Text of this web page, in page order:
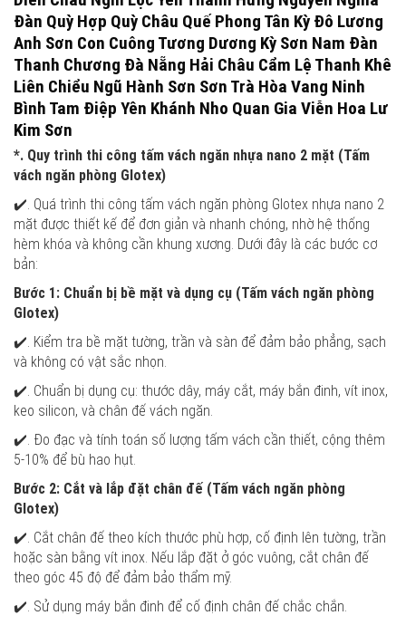
Đàn Quỳ Hợp Quỳ Châu Quế Phong Tân Kỳ Đô Lương
Anh Sơn Con Cuông Tương Dương Kỳ Sơn Nam Đàn
Thanh Chương Đà Nẵng Hải Châu Cẩm Lệ Thanh Khê
Liên Chiểu Ngũ Hành Sơn Sơn Trà Hòa Vang Ninh
Bình Tam Điệp Yên Khánh Nho Quan Gia Viễn Hoa Lư
Kim Sơn
*. Quy trình thi công tấm vách ngăn nhựa nano 2 mặt (Tấm
vách ngăn phòng Glotex)
✔️. Quá trình thi công tấm vách ngăn phòng Glotex nhựa nano 2
mặt được thiết kế để đơn giản và nhanh chóng, nhờ hệ thống
hèm khóa và không cần khung xương. Dưới đây là các bước cơ
bản:
Bước 1: Chuẩn bị bề mặt và dụng cụ (Tấm vách ngăn phòng
Glotex)
✔️. Kiểm tra bề mặt tường, trần và sàn để đảm bảo phẳng, sạch
và không có vật sắc nhọn.
✔️. Chuẩn bị dụng cụ: thước dây, máy cắt, máy bắn đinh, vít inox,
keo silicon, và chân đế vách ngăn.
✔️. Đo đạc và tính toán số lượng tấm vách cần thiết, cộng thêm
5-10% để bù hao hụt.
Bước 2: Cắt và lắp đặt chân đế (Tấm vách ngăn phòng
Glotex)
✔️. Cắt chân đế theo kích thước phù hợp, cố định lên tường, trần
hoặc sàn bằng vít inox. Nếu lắp đặt ở góc vuông, cắt chân đế
theo góc 45 độ để đảm bảo thẩm mỹ.
✔️. Sử dụng máy bắn đinh để cố định chân đế chắc chắn.